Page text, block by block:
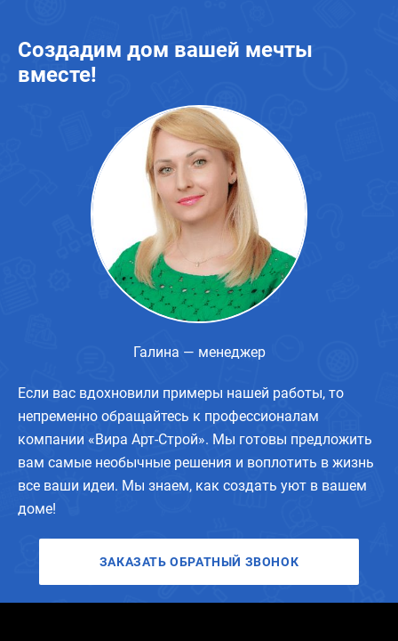
Создадим дом вашей мечты
вместе!
Если вас вдохновили примеры нашей работы, то
непременно обращайтесь к профессионалам
компании «Вира Арт-Строй». Мы готовы предложить
вам самые необычные решения и воплотить в жизнь
все ваши идеи. Мы знаем, как создать уют в вашем
доме!
ЗАКАЗАТЬ ОБРАТНЫЙ ЗВОНОК
Галина — менеджер